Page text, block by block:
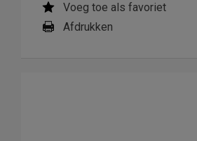
Voeg toe als favoriet
Afdrukken